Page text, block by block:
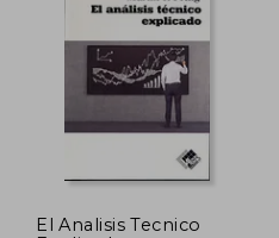
dcto.
El Analisis Tecnico